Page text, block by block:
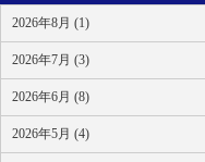
2026年8月 (1)
2026年7月 (3)
2026年6月 (8)
2026年5月 (4)